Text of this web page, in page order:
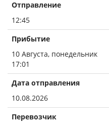
Отправление
12:45
Прибытие
10 Августа, понедельник
17:01
Дата отправления
10.08.2026
Перевозчик